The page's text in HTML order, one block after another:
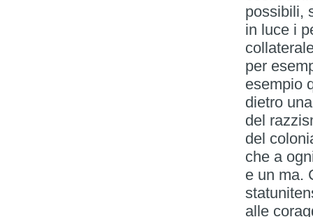
possibili,
in luce i
per
esempio
dietro
del
del
che a
e un ma.
alle